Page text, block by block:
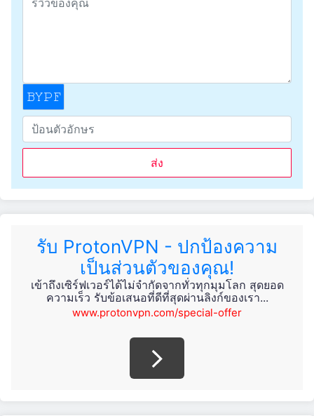
ส่ง
รับ ProtonVPN - ปกป้องความ
เป็นส่วนตัวของคุณ!
เข้าถึงเซิร์ฟเวอร์ได้ไม่จำกัดจากทั่วทุกมุมโลก สุดยอด
ความเร็ว รับข้อเสนอที่ดีที่สุดผ่านลิงก์ของเรา...
www.protonvpn.com/special-offer